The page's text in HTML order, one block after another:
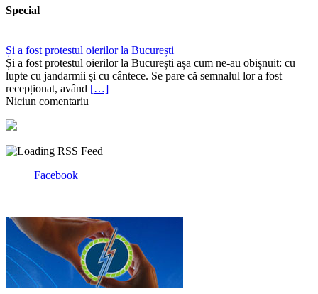
Special
Și a fost protestul oierilor la București
Și a fost protestul oierilor la București așa cum ne-au obișnuit: cu
lupte cu jandarmii și cu cântece. Se pare că semnalul lor a fost
recepționat, având […]
Niciun comentariu
Facebook